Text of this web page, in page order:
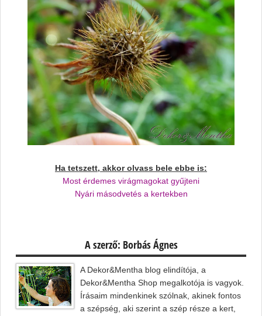
Ha tetszett, akkor olvass bele ebbe is:
Most érdemes virágmagokat gyűjteni
Nyári másodvetés a kertekben
A szerző: Borbás Ágnes
A Dekor&Mentha blog elindítója, a
Dekor&Mentha Shop megalkotója is vagyok.
Írásaim mindenkinek szólnak, akinek fontos
a szépség, aki szerint a szép része a kert,